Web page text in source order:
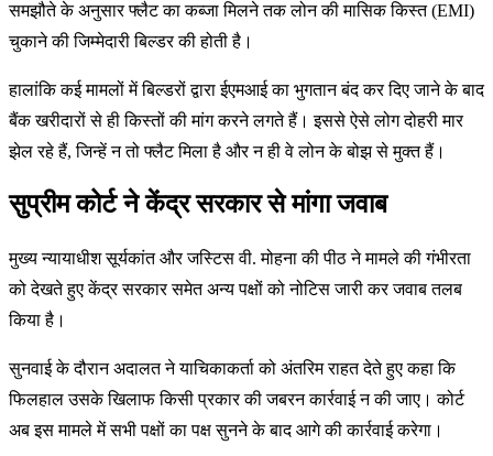
समझौते के अनुसार फ्लैट का कब्जा मिलने तक लोन की मासिक किस्त (EMI)
चुकाने की जिम्मेदारी बिल्डर की होती है।
हालांकि कई मामलों में बिल्डरों द्वारा ईएमआई का भुगतान बंद कर दिए जाने के बाद
बैंक खरीदारों से ही किस्तों की मांग करने लगते हैं। इससे ऐसे लोग दोहरी मार
झेल रहे हैं, जिन्हें न तो फ्लैट मिला है और न ही वे लोन के बोझ से मुक्त हैं।
सुप्रीम कोर्ट ने केंद्र सरकार से मांगा जवाब
मुख्य न्यायाधीश सूर्यकांत और जस्टिस वी. मोहना की पीठ ने मामले की गंभीरता
को देखते हुए केंद्र सरकार समेत अन्य पक्षों को नोटिस जारी कर जवाब तलब
किया है।
सुनवाई के दौरान अदालत ने याचिकाकर्ता को अंतरिम राहत देते हुए कहा कि
फिलहाल उसके खिलाफ किसी प्रकार की जबरन कार्रवाई न की जाए। कोर्ट
अब इस मामले में सभी पक्षों का पक्ष सुनने के बाद आगे की कार्रवाई करेगा।